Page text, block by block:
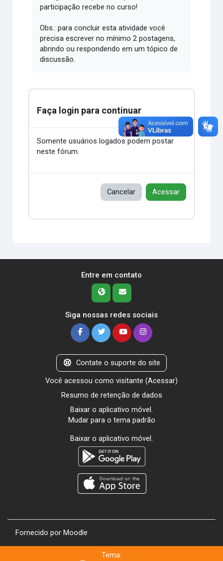
participação recebe no curso!
Obs.: para concluir esta atividade você
precisa escrever no mínimo 2 postagens,
abrindo ou respondendo em um tópico de
discussão.
Faça login para continuar
Somente usuários logados podem postar
neste fórum.
Cancelar Acessar
Entre em contato
Siga nossas redes sociais
Contate o suporte do site
Você acessou como visitante (Acessar)
Resumo de retenção de dados
Baixar o aplicativo móvel.
Mudar para o tema padrão
Baixar o aplicativo móvel.
Fornecido por Moodle
Tema: